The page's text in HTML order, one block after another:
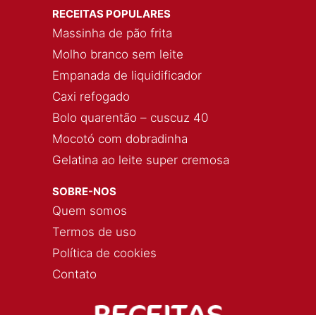
RECEITAS POPULARES
Massinha de pão frita
Molho branco sem leite
Empanada de liquidificador
Caxi refogado
Bolo quarentão – cuscuz 40
Mocotó com dobradinha
Gelatina ao leite super cremosa
SOBRE-NOS
Quem somos
Termos de uso
Política de cookies
Contato